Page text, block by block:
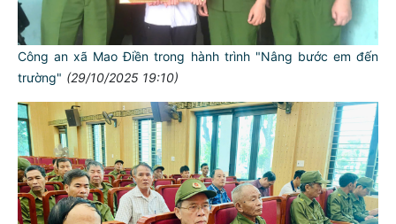
Công an xã Mao Điền trong hành trình "Nâng bước em đến
trường" (29/10/2025 19:10)